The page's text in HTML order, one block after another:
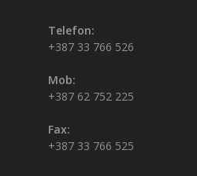
Telefon:
+387 33 766 526
Mob:
+387 62 752 225
Fax:
+387 33 766 525